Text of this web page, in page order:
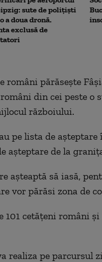
sute de polițiști
a doua dronă.
exclusă de
români părăsește
din cei peste o
războiului.
pe lista de așteptare
așteptare de la
așteaptă să iasă,
vor părăsi zona de
101 cetăţeni români
realiza pe parcursul